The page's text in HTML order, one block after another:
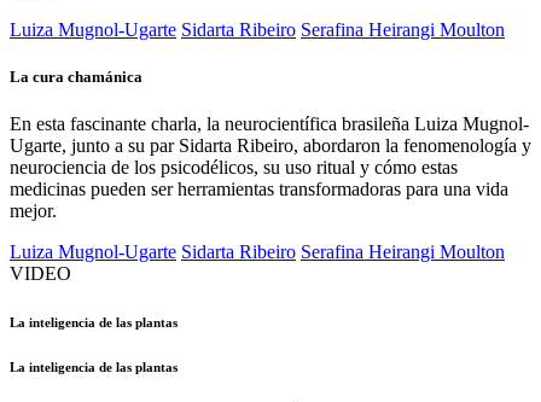
Luiza Mugnol-Ugarte Sidarta Ribeiro Serafina Heirangi Moulton
La cura chamánica
En esta fascinante charla, la neurocientífica brasileña Luiza Mugnol-
Ugarte, junto a su par Sidarta Ribeiro, abordaron la fenomenología y
neurociencia de los psicodélicos, su uso ritual y cómo estas
medicinas pueden ser herramientas transformadoras para una vida
mejor.
Luiza Mugnol-Ugarte Sidarta Ribeiro Serafina Heirangi Moulton
VIDEO
La inteligencia de las plantas
La inteligencia de las plantas